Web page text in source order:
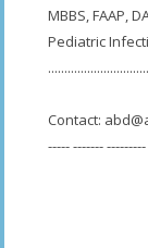
MBBS, FAAP,
Pediatric
Contact:
----- -------